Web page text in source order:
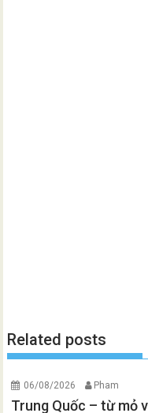
Related posts
06/08/2026 Pham
Trung Quốc – từ mỏ